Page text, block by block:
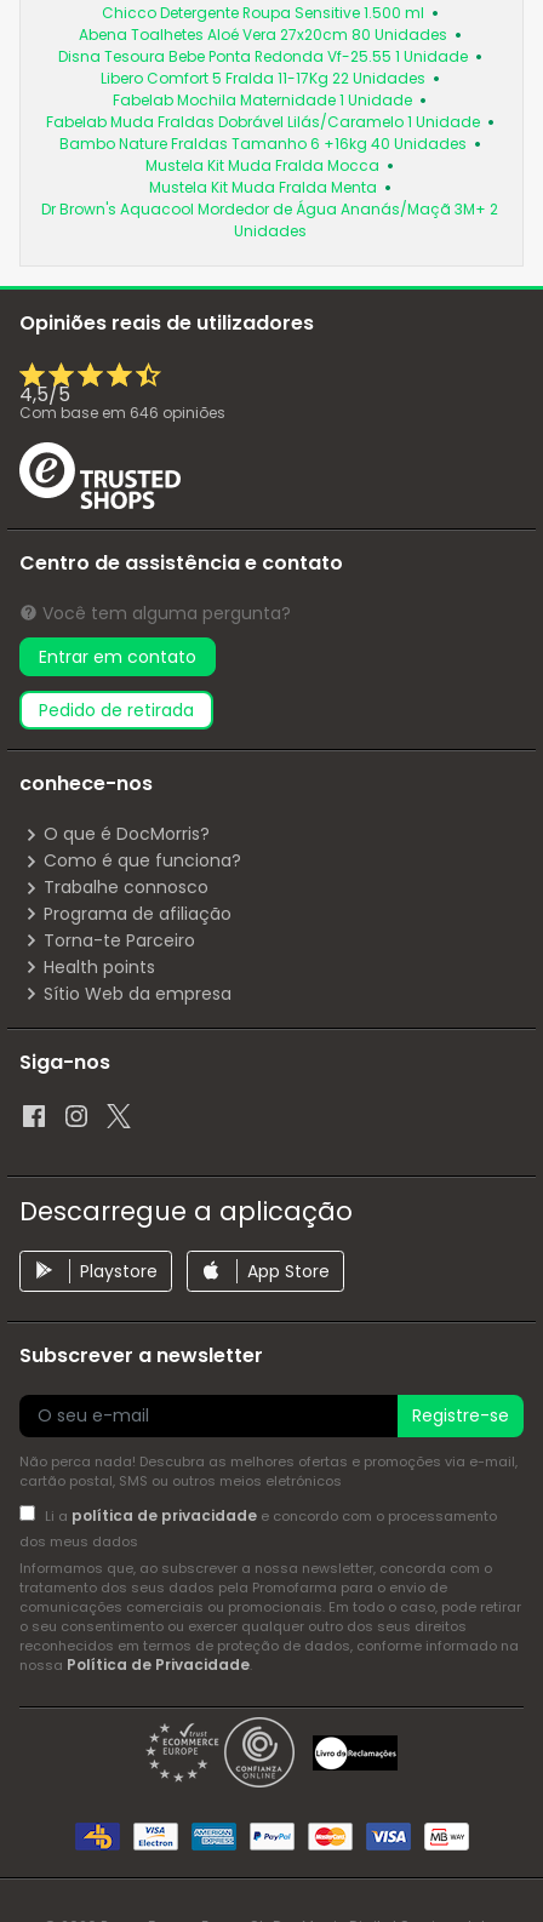
Chicco Detergente Roupa Sensitive 1.500 ml
Abena Toalhetes Aloé Vera 27x20cm 80 Unidades
Disna Tesoura Bebe Ponta Redonda Vf-25.55 1 Unidade
Libero Comfort 5 Fralda 11-17Kg 22 Unidades
Fabelab Mochila Maternidade 1 Unidade
Fabelab Muda Fraldas Dobrável Lilás/Caramelo 1 Unidade
Bambo Nature Fraldas Tamanho 6 +16kg 40 Unidades
Mustela Kit Muda Fralda Mocca
Mustela Kit Muda Fralda Menta
Dr Brown's Aquacool Mordedor de Água Ananás/Maçã 3M+ 2
Unidades
Opiniões reais de utilizadores
4,5/5
Com base em 646 opiniões
Centro de assistência e contato
Você tem alguma pergunta?
Entrar em contato
pedido de retirada
conhece-nos
O que é DocMorris?
Como é que funciona?
Trabalhe connosco
Programa de afiliação
Torna-te Parceiro
Health points
Sítio Web da empresa
Siga-nos
Descarregue a aplicação
Playstore App Store
Subscrever a newsletter
Registre-se
Não perca nada! Descubra as melhores ofertas e promoções via e-mail,
cartão postal, SMS ou outros meios eletrónicos
Li a política de privacidadee concordo com o processamento
dos meus dados
Informamos que, ao subscrever a nossa newsletter, concorda com o
tratamento dos seus dados pela Promofarma para o envio de
comunicações comerciais ou promocionais. Em todo o caso, pode retirar
o seu consentimento ou exercer qualquer outro dos seus direitos
reconhecidos em termos de proteção de dados, conforme informado na
nossa Política de Privacidade.